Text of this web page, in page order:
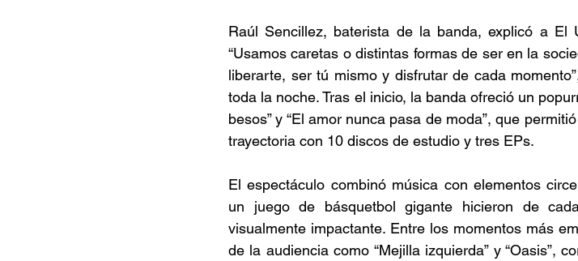
Raúl Sencillez, baterista de la banda, explicó a El
“Usamos caretas o distintas formas de ser en la
liberarte, ser tú mismo y disfrutar de cada
toda la noche. Tras el inicio, la banda ofreció un
besos” y “El amor nunca pasa de moda”, que
trayectoria con 10 discos de estudio y tres EPs.
El espectáculo combinó música con elementos
un juego de básquetbol gigante hicieron de
visualmente impactante. Entre los momentos más
de la audiencia como “Mejilla izquierda” y “Oasis”,